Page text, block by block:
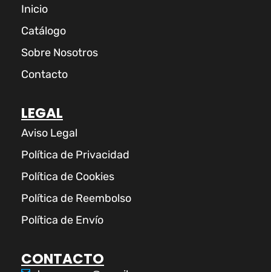
Inicio
Catálogo
Sobre Nosotros
Contacto
LEGAL
Aviso Legal
Política de Privacidad
Política de Cookies
Política de Reembolso
Política de Envío
CONTACTO